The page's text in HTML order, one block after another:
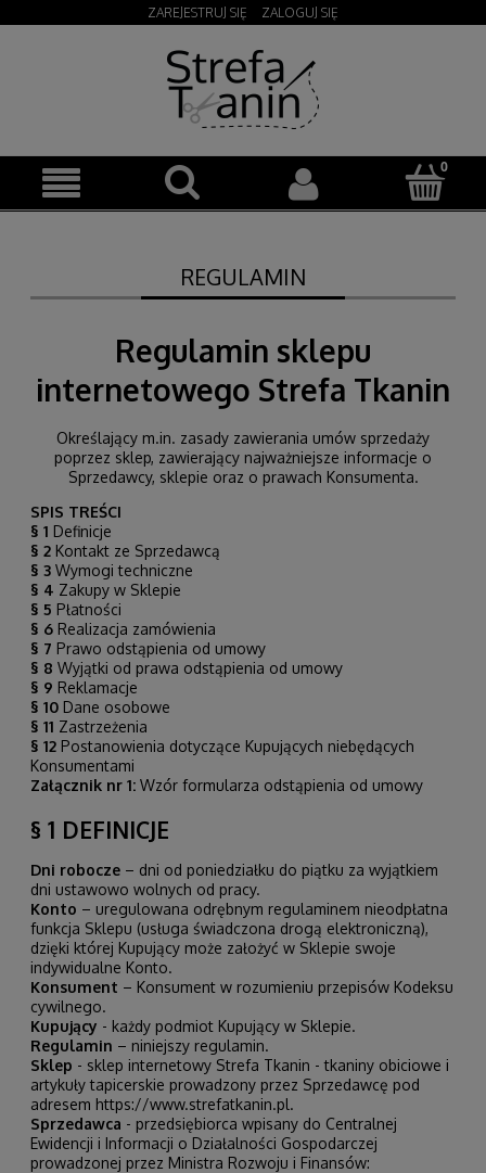
ZAREJESTRUJ SIĘ ZALOGUJ SIĘ
REGULAMIN
Regulamin sklepu
internetowego Strefa Tkanin
Określający m.in. zasady zawierania umów sprzedaży
poprzez sklep, zawierający najważniejsze informacje o
Sprzedawcy, sklepie oraz o prawach Konsumenta.
SPIS TREŚCI
§ 1 Definicje
§ 2 Kontakt ze Sprzedawcą
§ 3 Wymogi techniczne
§ 4 Zakupy w Sklepie
§ 5 Płatności
§ 6 Realizacja zamówienia
§ 7 Prawo odstąpienia od umowy
§ 8 Wyjątki od prawa odstąpienia od umowy
§ 9 Reklamacje
§ 10 Dane osobowe
§ 11 Zastrzeżenia
§ 12 Postanowienia dotyczące Kupujących niebędących
Konsumentami
Załącznik nr 1: Wzór formularza odstąpienia od umowy
§ 1 DEFINICJE
Dni robocze – dni od poniedziałku do piątku za wyjątkiem
dni ustawowo wolnych od pracy.
Konto – uregulowana odrębnym regulaminem nieodpłatna
funkcja Sklepu (usługa świadczona drogą elektroniczną),
dzięki której Kupujący może założyć w Sklepie swoje
indywidualne Konto.
Konsument – Konsument w rozumieniu przepisów Kodeksu
cywilnego.
Kupujący - każdy podmiot Kupujący w Sklepie.
Regulamin – niniejszy regulamin.
Sklep - sklep internetowy Strefa Tkanin - tkaniny obiciowe i
artykuły tapicerskie prowadzony przez Sprzedawcę pod
adresem https://www.strefatkanin.pl.
Sprzedawca - przedsiębiorca wpisany do Centralnej
Ewidencji i Informacji o Działalności Gospodarczej
prowadzonej przez Ministra Rozwoju i Finansów: